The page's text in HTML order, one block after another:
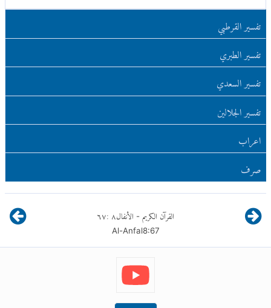
تفسير القرطبي
تفسير الطبري
تفسير السعدي
تفسير الجلالين
اعراب
صرف
القرآن الكريم - الأنفال٨:٦٧
Al-Anfal8:67